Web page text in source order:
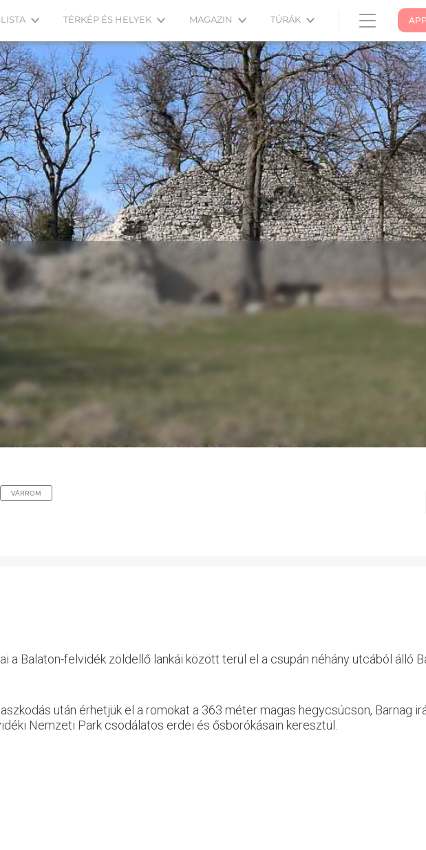
TÉRKÉP ÉS HELYEK MAGAZIN TÚRÁK
VÁRROM
a Balaton-felvidék zöldellő lankái között terül el a csupán néhány utcából álló
után érhetjük el a romokat a 363 méter magas hegycsúcson, Barnag
Nemzeti Park csodálatos erdei és ősborókásain keresztül.